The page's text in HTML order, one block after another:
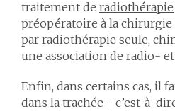
traitement de radiothérapie
préopératoire à la
par radiothérapie seule,
une association de radio-
Enfin, dans certains cas, il
dans la trachée - c’est-à-